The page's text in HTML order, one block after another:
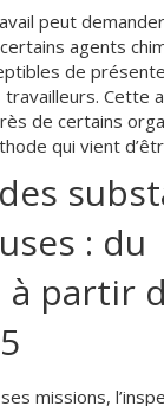
peut
agents
de
Cette
de certains
qui vient
: du
à partir
missions,